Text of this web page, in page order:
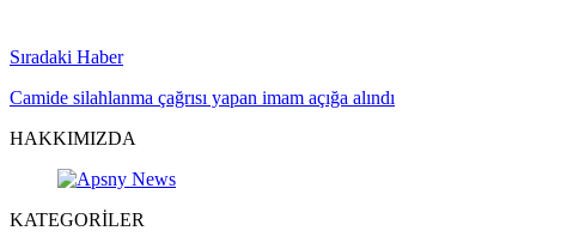
Sıradaki Haber
Camide silahlanma çağrısı yapan imam açığa alındı
HAKKIMIZDA
KATEGORİLER